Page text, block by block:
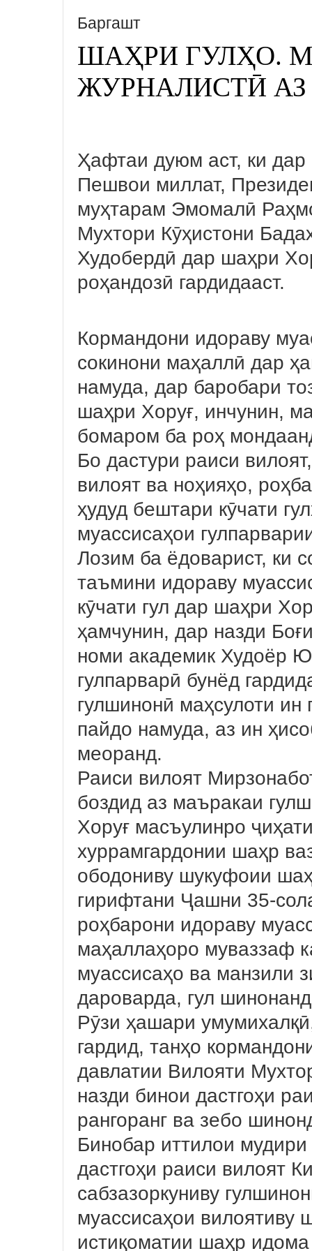
Баргашт
ШАҲРИ ГУЛҲО.
ЖУРНАЛИСТӢ АЗ
Ҳафтаи дуюм аст, ки дар
Пешвои миллат,
муҳтарам Эмомалӣ
Мухтори Кӯҳистони
Худобердӣ дар шаҳри
роҳандозӣ гардидааст.
Кормандони идораву
сокинони маҳаллӣ дар
намуда, дар баробари
шаҳри Хоруғ, инчунин,
бомаром ба роҳ
Бо дастури раиси
вилоят ва ноҳияҳо,
ҳудуд бештари кӯчати
муассисаҳои
Лозим ба ёдоварист, ки
таъмини идораву
кӯчати гул дар шаҳри
ҳамчунин, дар назди
номи академик Худоёр
гулпарварӣ бунёд
гулшинонӣ маҳсулоти
пайдо намуда, аз ин
меоранд.
Раиси вилоят
боздид аз маъракаи
Хоруғ масъулинро
хуррамгардонии шаҳр
ободониву шукуфоии
гирифтани Ҷашни 35-
роҳбарони идораву
маҳаллаҳоро муваззаф
муассисаҳо ва манзили
дароварда, гул
Рӯзи ҳашари
гардид, танҳо
давлатии Вилояти
назди бинои дастгоҳи
рангоранг ва зебо
Бинобар иттилои
дастгоҳи раиси вилоят
сабзазоркуниву
муассисаҳои вилоятиву
истиқоматии шаҳр